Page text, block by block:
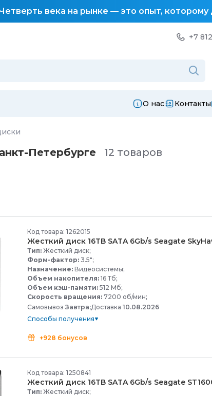
века на рынке — это опыт,
+7
О нас Контакты
Петербургe 12 товаров
Код товара: 1262015
Жесткий диск 16TB SATA 6Gb/s Seagate
Тип: Жесткий диск;
Форм-фактор: 3.5";
Назначение: Видеосистемы;
Объем накопителя: 16 Тб;
Объем кэш-памяти: 512 Мб;
Скорость вращения: 7200 об/мин;
Самовывоз Завтра;Доставка 10.08.2026
Способы получения
+928 бонусов
Код товара: 1250841
Жесткий диск 16TB SATA 6Gb/s Seagate
Тип: Жесткий диск;